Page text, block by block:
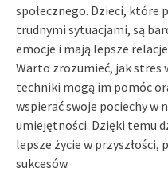
społecznego. Dzieci,
trudnymi sytuacjami, są
emocje i mają lepsze
Warto zrozumieć, jak stres
techniki mogą im pomóc
wspierać swoje pociechy w
umiejętności. Dzięki temu
lepsze życie w przyszłości,
sukcesów.